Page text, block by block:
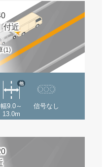
付近
(1)
幅9.0～
13.0m
他
信号なし